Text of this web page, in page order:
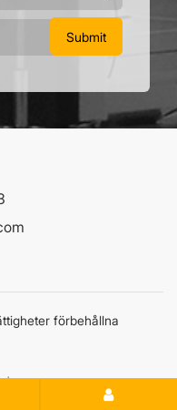
förbehållna